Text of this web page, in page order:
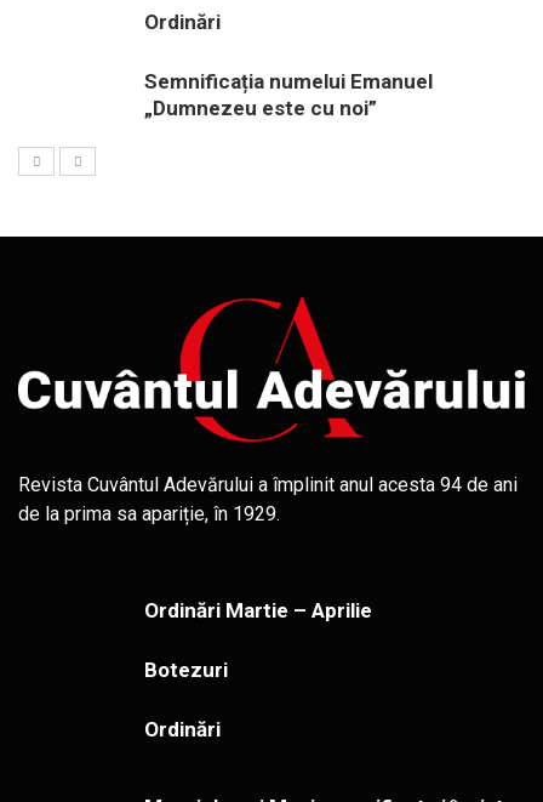
Ordinări
Semnificația numelui Emanuel
„Dumnezeu este cu noi”
Revista Cuvântul Adevărului a împlinit anul acesta 94 de ani
de la prima sa apariție, în 1929.
Ordinări Martie – Aprilie
Botezuri
Ordinări